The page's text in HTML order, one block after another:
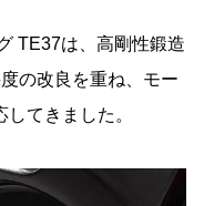
TE37は、高剛性鍛造
の改良を重ね、モー
てきました。